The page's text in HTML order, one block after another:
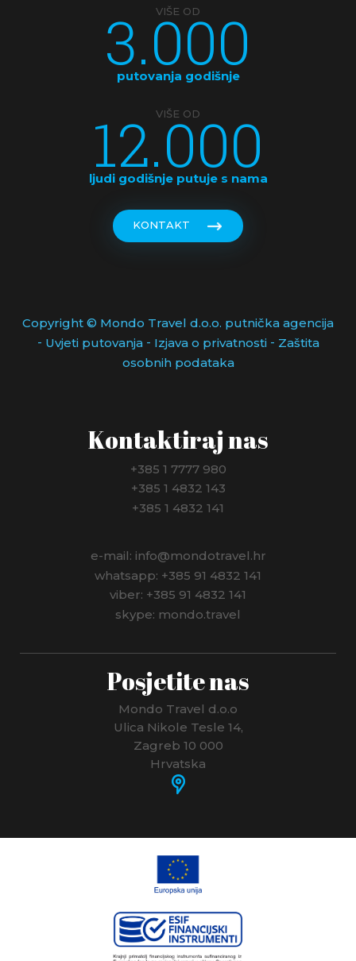
VIŠE OD
3.000
putovanja godišnje
VIŠE OD
12.000
ljudi godišnje putuje s nama
KONTAKT
Copyright © Mondo Travel d.o.o. putnička agencija
- Uvjeti putovanja- Izjava o privatnosti- Zaštita
osobnih podataka
Kontaktiraj nas
+385 1 7777 980
+385 1 4832 143
+385 1 4832 141
e-mail: info@mondotravel.hr
whatsapp: +385 91 4832 141
viber: +385 91 4832 141
skype: mondo.travel
Posjetite nas
Mondo Travel d.o.o
Ulica Nikole Tesle 14,
Zagreb 10 000
Hrvatska